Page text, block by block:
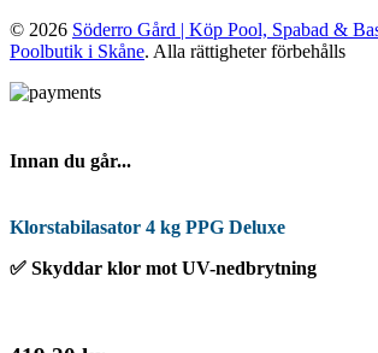
© 2026 Söderro Gård | Köp Pool, Spabad &
Poolbutik i Skåne. Alla rättigheter förbehålls
Innan du går...
Klorstabilasator 4 kg PPG Deluxe
✅ Skyddar klor mot UV-nedbrytning